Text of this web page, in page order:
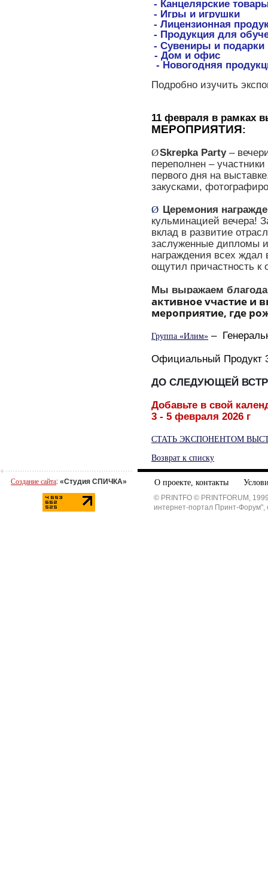
Создание сайта: «Студия СПИЧКА»
- Канцелярские
- Игры и игрушки
- Лицензионная
- Продукция для
- Сувениры и подарки
- Дом и офис
- Новогодняя
Подробно изучить
11 февраля в рамках
МЕРОПРИЯТИЯ:
ØSkrepka Party –
переполнен –
первого дня на
закусками,
Ø Церемония
кульминацией вечера!
вклад в развитие
заслуженные дипломы
награждения всех ждал
ощутил причастность к
Мы выражаем
активное участие и
мероприятие, где
Группа «Илим» –
Официальный Продукт
ДО СЛЕДУЮЩЕЙ
Добавьте в свой
3 - 5 февраля 2026 г
СТАТЬ ЭКСПОНЕНТОМ
Возврат к списку
О проекте, контакты
© PRINTFO © PRINTFORUM,
интернет-портал Принт-